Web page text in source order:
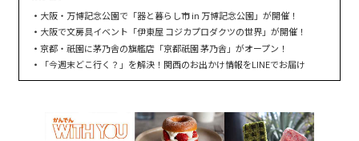
大阪・万博記念公園で「器と暮らし市 in 万博記念公園」が開催！
大阪で文房具イベント「伊東屋 コジカプロダクツの世界」が開催！
京都・祇園に茅乃舎の旗艦店「京都祇園 茅乃舎」がオープン！
「今週末どこ行く？」を解決！関西のお出かけ情報をLINEでお届け